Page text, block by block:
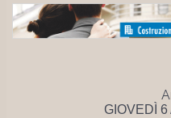
GIOVEDÌ 6